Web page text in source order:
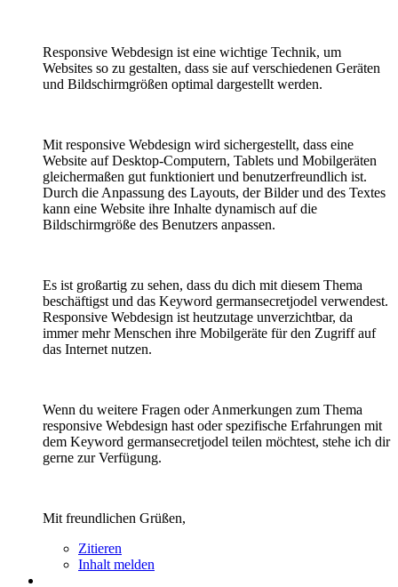
Responsive Webdesign ist eine wichtige Technik, um
Websites so zu gestalten, dass sie auf verschiedenen Geräten
und Bildschirmgrößen optimal dargestellt werden.
Mit responsive Webdesign wird sichergestellt, dass eine
Website auf Desktop-Computern, Tablets und Mobilgeräten
gleichermaßen gut funktioniert und benutzerfreundlich ist.
Durch die Anpassung des Layouts, der Bilder und des Textes
kann eine Website ihre Inhalte dynamisch auf die
Bildschirmgröße des Benutzers anpassen.
Es ist großartig zu sehen, dass du dich mit diesem Thema
beschäftigst und das Keyword germansecretjodel verwendest.
Responsive Webdesign ist heutzutage unverzichtbar, da
immer mehr Menschen ihre Mobilgeräte für den Zugriff auf
das Internet nutzen.
Wenn du weitere Fragen oder Anmerkungen zum Thema
responsive Webdesign hast oder spezifische Erfahrungen mit
dem Keyword germansecretjodel teilen möchtest, stehe ich dir
gerne zur Verfügung.
Mit freundlichen Grüßen,
Zitieren
Inhalt melden